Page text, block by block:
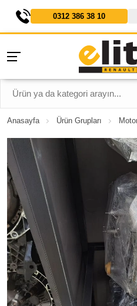
0312 386 38 10
Anasayfa Ürün Grupları